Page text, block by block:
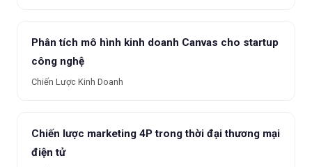
Phân tích mô hình kinh doanh Canvas cho startup
công nghệ
Chiến Lược Kinh Doanh
Chiến lược marketing 4P trong thời đại thương mại
điện tử